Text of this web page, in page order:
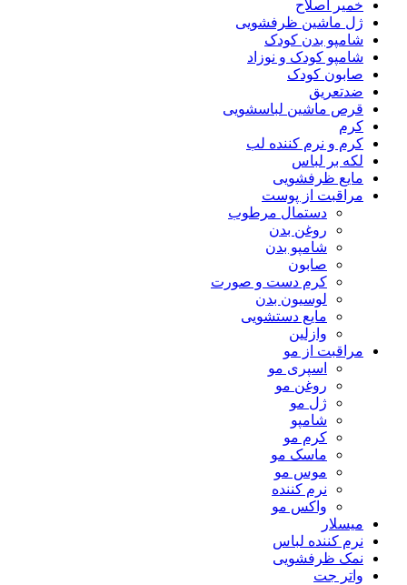
خمیر اصلاح
ژل ماشین ظرفشویی
شامپو بدن کودک
شامپو کودک و نوزاد
صابون کودک
ضدتعریق
قرص ماشین لباسشویی
کرم
کرم و نرم کننده لب
لکه بر لباس
مایع ظرفشویی
مراقبت از پوست
دستمال مرطوب
روغن بدن
شامپو بدن
صابون
کرم دست و صورت
لوسیون بدن
مایع دستشویی
وازلین
مراقبت از مو
اسپری مو
روغن مو
ژل مو
شامپو
کرم مو
ماسک مو
موس مو
نرم کننده
واکس مو
میسلار
نرم کننده لباس
نمک ظرفشویی
واتر جت